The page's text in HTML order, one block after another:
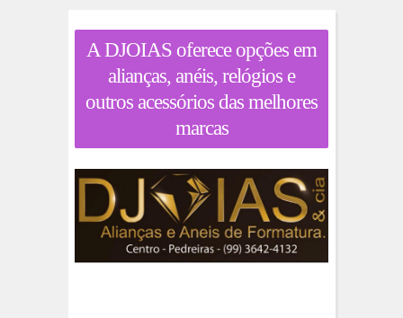
A DJOIAS oferece opções em
alianças, anéis, relógios e
outros acessórios das melhores
marcas